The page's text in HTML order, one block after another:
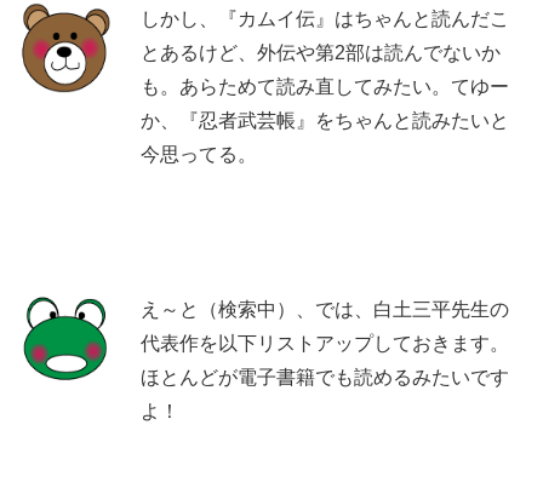
しかし、『カムイ伝』はちゃんと読んだこ
とあるけど、外伝や第2部は読んでないか
も。あらためて読み直してみたい。てゆー
か、『忍者武芸帳』をちゃんと読みたいと
今思ってる。
え～と（検索中）、では、白土三平先生の
代表作を以下リストアップしておきます。
ほとんどが電子書籍でも読めるみたいです
よ！